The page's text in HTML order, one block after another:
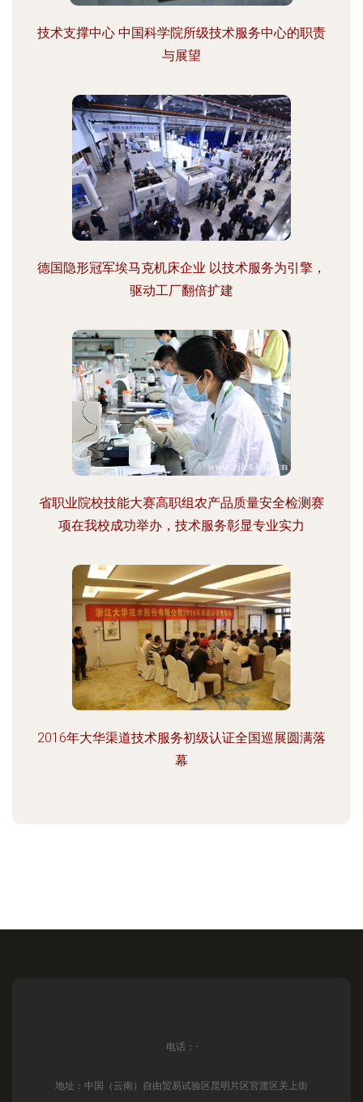
技术支撑中心 中国科学院所级技术服务中心的职责
与展望
德国隐形冠军埃马克机床企业 以技术服务为引擎，
驱动工厂翻倍扩建
省职业院校技能大赛高职组农产品质量安全检测赛
项在我校成功举办，技术服务彰显专业实力
2016年大华渠道技术服务初级认证全国巡展圆满落
幕
电话：-
地址：中国（云南）自由贸易试验区昆明片区官渡区关上街